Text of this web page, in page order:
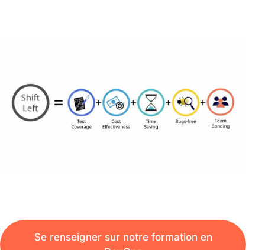
Se renseigner sur notre formation en